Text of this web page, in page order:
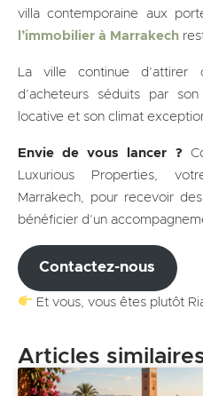
villa contemporaine aux
l’immobilier à Marrakech
La ville continue d’attirer
d’acheteurs séduits par
locative et son climat
Envie de vous lancer ?
Luxurious Properties,
Marrakech, pour recevoir
bénéficier d’un
Contactez-nous
Et vous, vous êtes plutôt
Articles